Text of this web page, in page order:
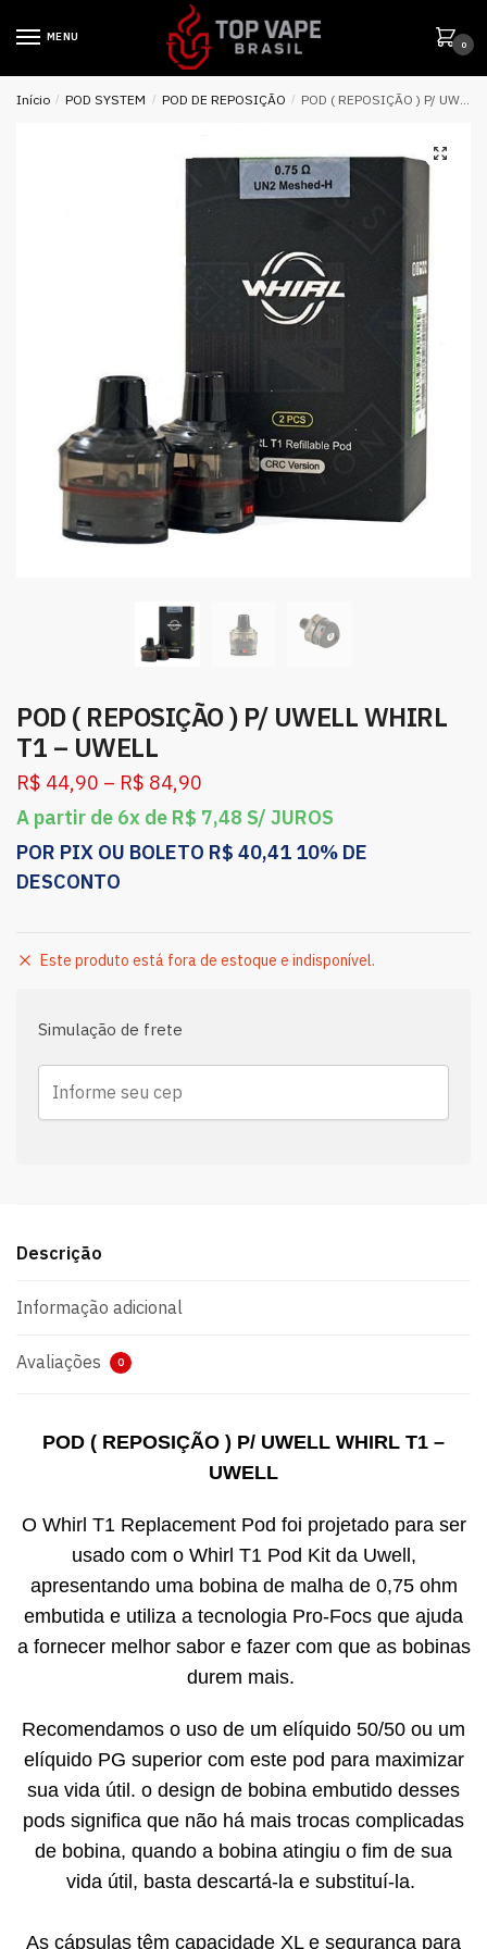
MENU
0
Início / POD SYSTEM / POD DE REPOSIÇÃO / POD ( REPOSIÇÃO ) P/ UWELL WHIRL T1 – UWELL
POD ( REPOSIÇÃO ) P/ UWELL WHIRL
T1 – UWELL
R$ 44,90 – R$ 84,90
A partir de 6x de R$ 7,48 S/ JUROS
POR PIX OU BOLETO R$ 40,41 10% DE
DESCONTO
Este produto está fora de estoque e indisponível.
Simulação de frete
Descrição
Informação adicional
Avaliações 0
POD ( REPOSIÇÃO ) P/ UWELL WHIRL T1 –
UWELL
O Whirl T1 Replacement Pod foi projetado para ser
usado com o Whirl T1 Pod Kit da Uwell,
apresentando uma bobina de malha de 0,75 ohm
embutida e utiliza a tecnologia Pro-Focs que ajuda
a fornecer melhor sabor e fazer com que as bobinas
durem mais.
Recomendamos o uso de um elíquido 50/50 ou um
elíquido PG superior com este pod para maximizar
sua vida útil. o design de bobina embutido desses
pods significa que não há mais trocas complicadas
de bobina, quando a bobina atingiu o fim de sua
vida útil, basta descartá-la e substituí-la.
As cápsulas têm capacidade XL e segurança para